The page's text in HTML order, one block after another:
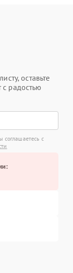
оставьте
радостью
соглашаетесь с